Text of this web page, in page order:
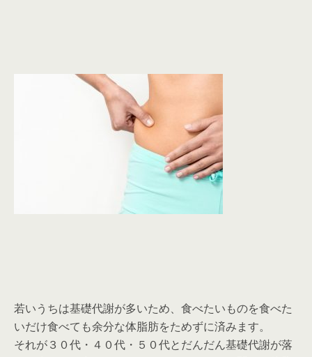
若いうちは基礎代謝が多いため、食べたいものを食べた
いだけ食べても余分な体脂肪をためずに済みます。
それが３０代・４０代・５０代とだんだん基礎代謝が落